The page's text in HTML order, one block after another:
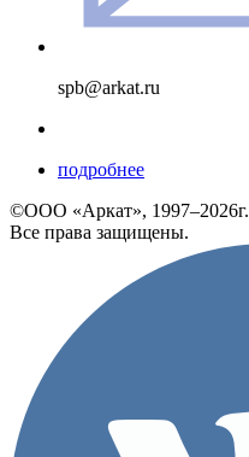
spb@arkat.ru
подробнее
©ООО «Аркат», 1997–2026г.
Все права защищены.